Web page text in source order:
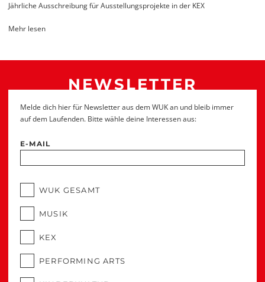
Jährliche Ausschreibung für Ausstellungsprojekte in der KEX
Mehr lesen
NEWSLETTER
Melde dich hier für Newsletter aus dem WUK an und bleib immer
auf dem Laufenden. Bitte wähle deine Interessen aus:
E-MAIL
WUK GESAMT
MUSIK
KEX
PERFORMING ARTS